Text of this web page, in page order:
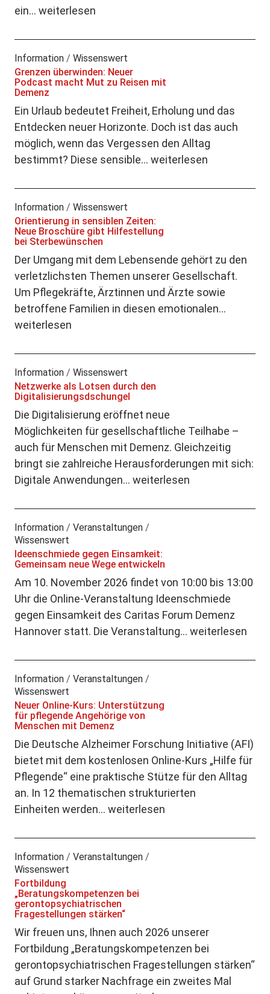
ein… weiterlesen
Information/ Wissenswert
Grenzen überwinden: Neuer
Podcast macht Mut zu Reisen mit
Demenz
Ein Urlaub bedeutet Freiheit, Erholung und das
Entdecken neuer Horizonte. Doch ist das auch
möglich, wenn das Vergessen den Alltag
bestimmt? Diese sensible… weiterlesen
Information/ Wissenswert
Orientierung in sensiblen Zeiten:
Neue Broschüre gibt Hilfestellung
bei Sterbewünschen
Der Umgang mit dem Lebensende gehört zu den
verletzlichsten Themen unserer Gesellschaft.
Um Pflegekräfte, Ärztinnen und Ärzte sowie
betroffene Familien in diesen emotionalen…
weiterlesen
Information/ Wissenswert
Netzwerke als Lotsen durch den
Digitalisierungsdschungel
Die Digitalisierung eröffnet neue
Möglichkeiten für gesellschaftliche Teilhabe –
auch für Menschen mit Demenz. Gleichzeitig
bringt sie zahlreiche Herausforderungen mit sich:
Digitale Anwendungen… weiterlesen
Information/ Veranstaltungen/
Wissenswert
Ideenschmiede gegen Einsamkeit:
Gemeinsam neue Wege entwickeln
Am 10. November 2026 findet von 10:00 bis 13:00
Uhr die Online-Veranstaltung Ideenschmiede
gegen Einsamkeit des Caritas Forum Demenz
Hannover statt. Die Veranstaltung… weiterlesen
Information/ Veranstaltungen/
Wissenswert
Neuer Online-Kurs: Unterstützung
für pflegende Angehörige von
Menschen mit Demenz
Die Deutsche Alzheimer Forschung Initiative (AFI)
bietet mit dem kostenlosen Online-Kurs „Hilfe für
Pflegende“ eine praktische Stütze für den Alltag
an. In 12 thematischen strukturierten
Einheiten werden… weiterlesen
Information/ Veranstaltungen/
Wissenswert
Fortbildung
„Beratungskompetenzen bei
gerontopsychiatrischen
Fragestellungen stärken“
Wir freuen uns, Ihnen auch 2026 unserer
Fortbildung „Beratungskompetenzen bei
gerontopsychiatrischen Fragestellungen stärken“
auf Grund starker Nachfrage ein zweites Mal